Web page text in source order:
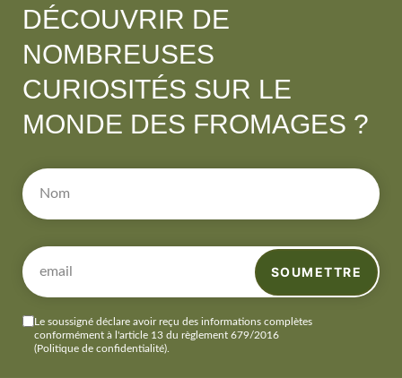
DÉCOUVRIR DE
NOMBREUSES
CURIOSITÉS SUR LE
MONDE DES FROMAGES ?
Le soussigné déclare avoir reçu des informations complètes
conformément à l'article 13 du règlement 679/2016
(Politique de confidentialité)
SOUMETTRE